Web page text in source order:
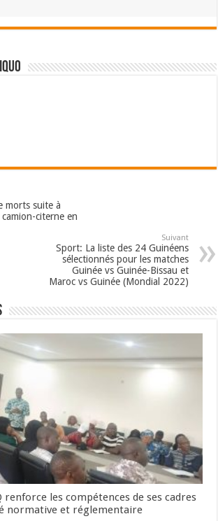
morts suite à
camion-citerne en
Suivant
Sport: La liste des 24 Guinéens
sélectionnés pour les matches
Guinée vs Guinée-Bissau et
Maroc vs Guinée (Mondial 2022)
renforce les compétences de ses cadres
normative et réglementaire